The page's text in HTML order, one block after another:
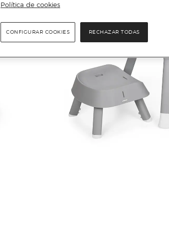
Política de cookies
RECHAZAR TODAS
CONFIGURAR COOKIES